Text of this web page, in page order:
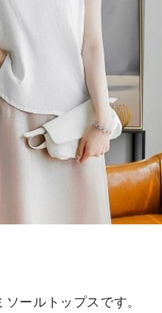
ールトップスです。